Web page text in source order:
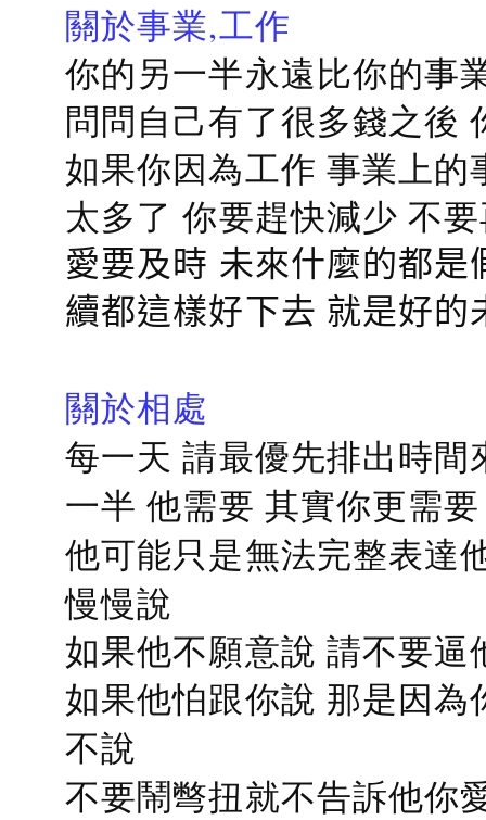
關於事業,工作
你的另一半永遠比你的事
問問自己有了很多錢之後
如果你因為工作 事業上
太多了 你要趕快減少 不
愛要及時 未來什麼的都
續都這樣好下去 就是好的
關於相處
每一天 請最優先排出時
一半 他需要 其實你更需要
他可能只是無法完整表達
慢慢說
如果他不願意說 請不要逼
如果他怕跟你說 那是因
不說
不要鬧彆扭就不告訴他你